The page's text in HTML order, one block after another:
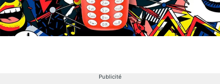
Publicité